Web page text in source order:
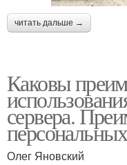
читать дальше →
Каковы
сервера.
Олег Яновский